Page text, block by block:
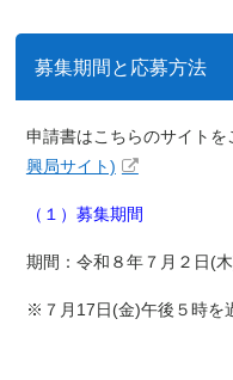
募集期間と応募方法
申請書はこちらのサイトを
興局サイト)
（１）募集期間
期間：令和８年７月２日(
※７月17日(金)午後５時を